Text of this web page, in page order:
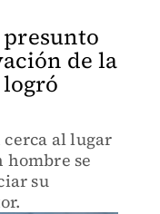
de la
al lugar
hombre se
su